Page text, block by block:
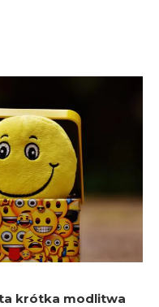
ta krótka modlitwa